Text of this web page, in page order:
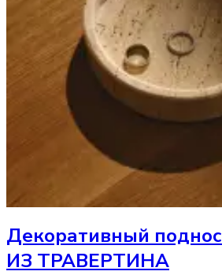
Декоративный поднос
ИЗ ТРАВЕРТИНА